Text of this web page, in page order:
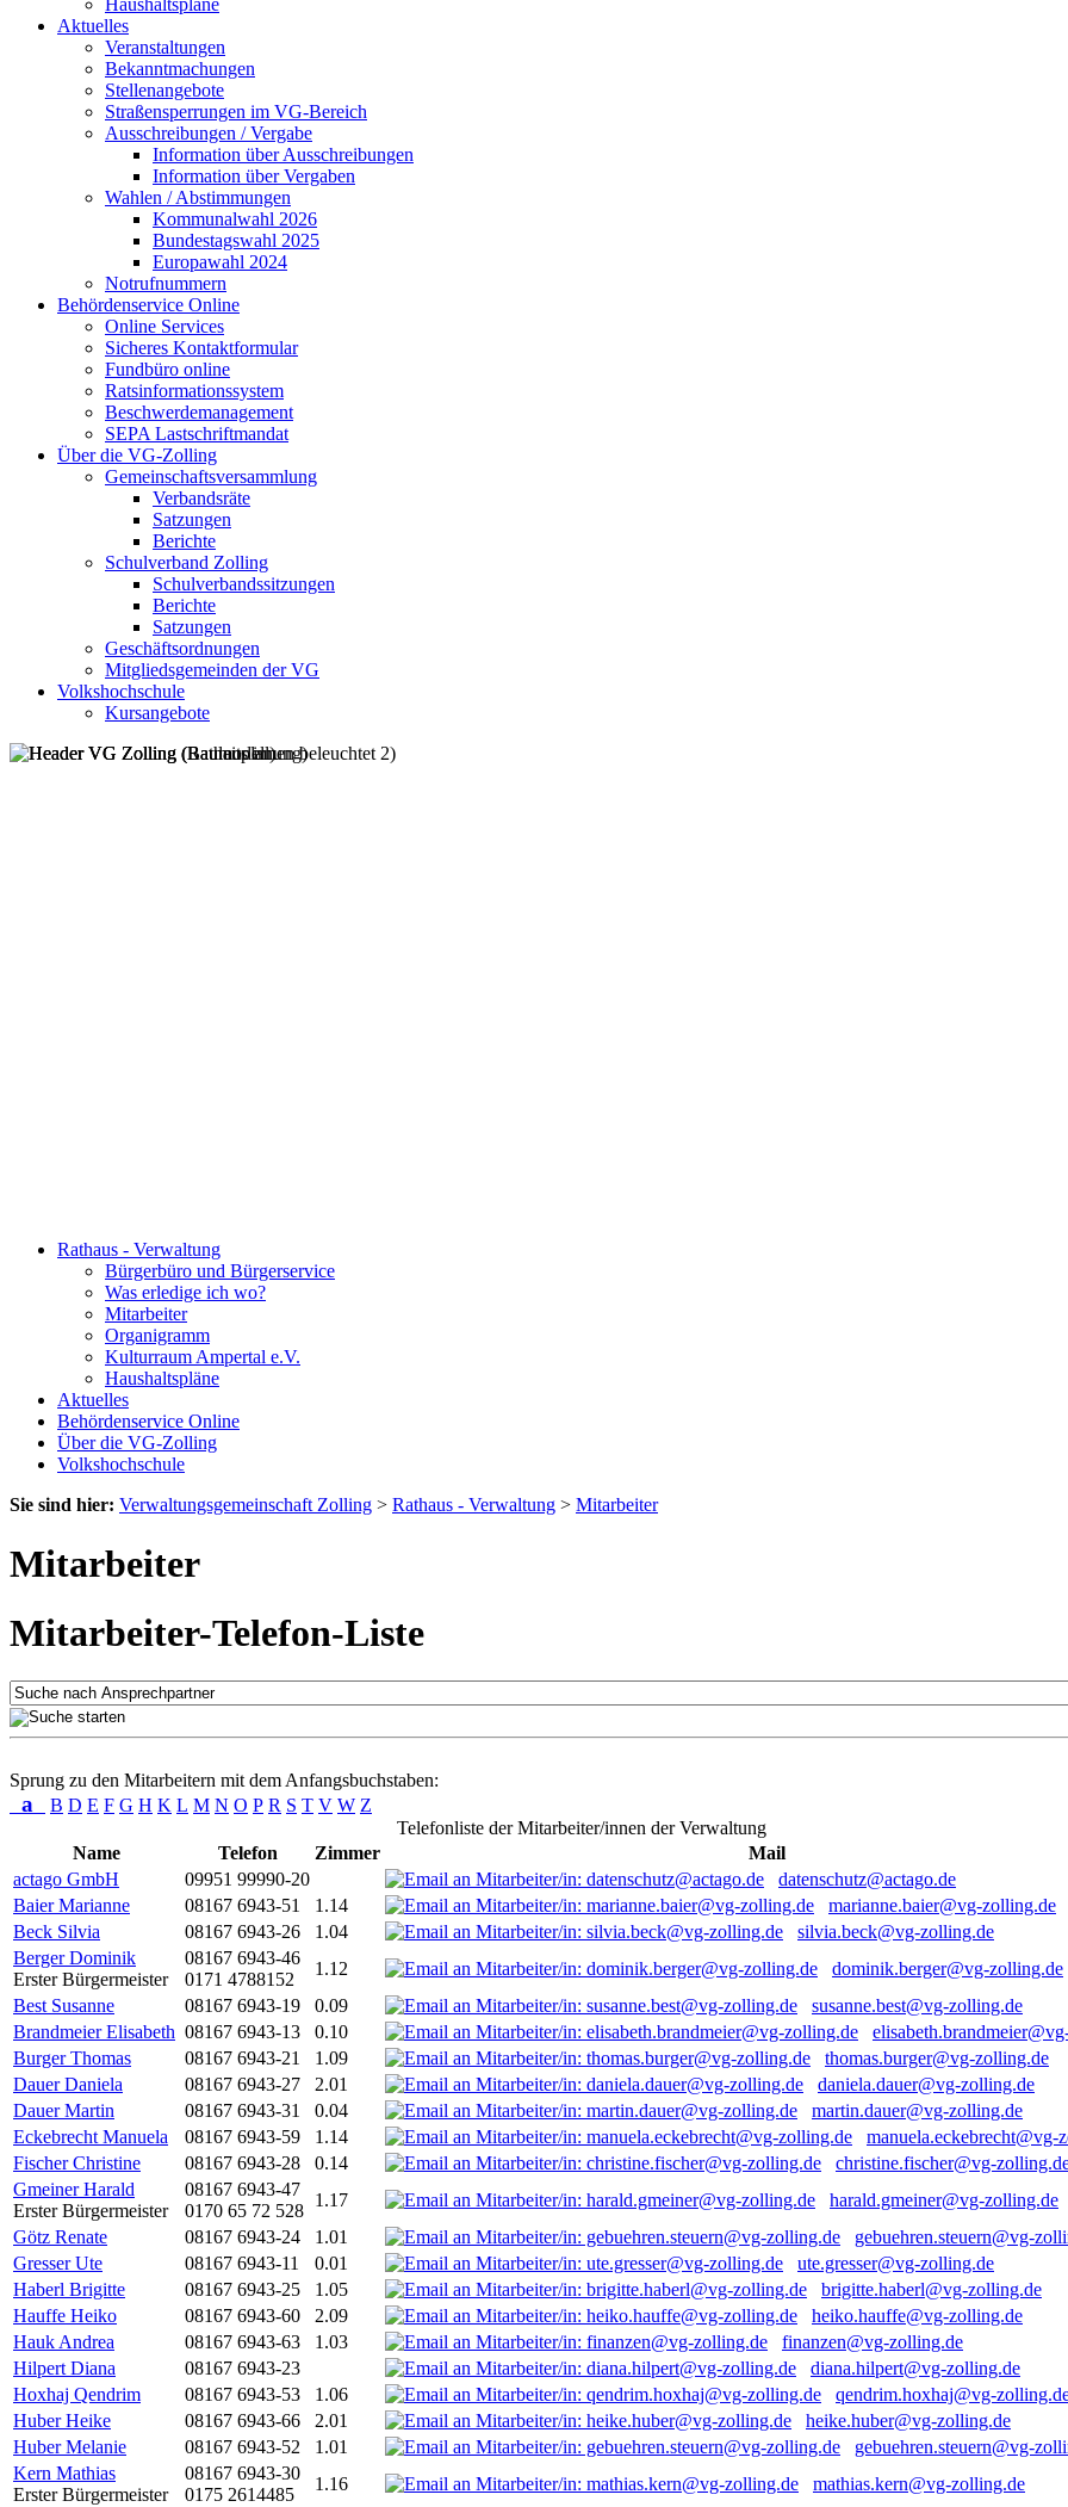
Haushaltspläne
Aktuelles
Veranstaltungen
Bekanntmachungen
Stellenangebote
Straßensperrungen im VG-Bereich
Ausschreibungen / Vergabe
Information über Ausschreibungen
Information über Vergaben
Wahlen / Abstimmungen
Kommunalwahl 2026
Bundestagswahl 2025
Europawahl 2024
Notrufnummern
Behördenservice Online
Online Services
Sicheres Kontaktformular
Fundbüro online
Ratsinformationssystem
Beschwerdemanagement
SEPA Lastschriftmandat
Über die VG-Zolling
Gemeinschaftsversammlung
Verbandsräte
Satzungen
Berichte
Schulverband Zolling
Schulverbandssitzungen
Berichte
Satzungen
Geschäftsordnungen
Mitgliedsgemeinden der VG
Volkshochschule
Kursangebote
Rathaus - Verwaltung
Bürgerbüro und Bürgerservice
Was erledige ich wo?
Mitarbeiter
Organigramm
Kulturraum Ampertal e.V.
Haushaltspläne
Aktuelles
Behördenservice Online
Über die VG-Zolling
Volkshochschule
Sie sind hier: Verwaltungsgemeinschaft Zolling > Rathaus - Verwaltung > Mitarbeiter
Mitarbeiter
Mitarbeiter-Telefon-Liste
Sprung zu den Mitarbeitern mit dem Anfangsbuchstaben:
a B D E F G H K L M N O P R S T V W Z
Telefonliste der Mitarbeiter/innen der Verwaltung
Name
Telefon Zimmer
Mail
actago GmbH
09951 99990-20
datenschutz@actago.de
Baier Marianne
08167 6943-51 1.14
marianne.baier@vg-zolling.de
Beck Silvia
08167 6943-26 1.04
silvia.beck@vg-zolling.de
Berger Dominik
Erster Bürgermeister
08167 6943-46
0171 4788152
1.12
dominik.berger@vg-zolling.de
Best Susanne
08167 6943-19 0.09
susanne.best@vg-zolling.de
Brandmeier Elisabeth 08167 6943-13 0.10
Burger Thomas
08167 6943-21 1.09
thomas.burger@vg-zolling.de
Dauer Daniela
08167 6943-27 2.01
daniela.dauer@vg-zolling.de
Dauer Martin
08167 6943-31 0.04
martin.dauer@vg-zolling.de
Eckebrecht Manuela
08167 6943-59 1.14
manuela.eckebrecht@vg-
Fischer Christine
08167 6943-28 0.14
christine.fischer@vg-
Gmeiner Harald
Erster Bürgermeister
08167 6943-47
0170 65 72 528
1.17
harald.gmeiner@vg-zolling.de
Götz Renate
08167 6943-24 1.01
gebuehren.steuern@vg-
Gresser Ute
08167 6943-11 0.01
ute.gresser@vg-zolling.de
Haberl Brigitte
08167 6943-25 1.05
brigitte.haberl@vg-zolling.de
Hauffe Heiko
08167 6943-60 2.09
heiko.hauffe@vg-zolling.de
Hauk Andrea
08167 6943-63 1.03
finanzen@vg-zolling.de
Hilpert Diana
08167 6943-23
diana.hilpert@vg-zolling.de
Hoxhaj Qendrim
08167 6943-53 1.06
qendrim.hoxhaj@vg-
Huber Heike
08167 6943-66 2.01
heike.huber@vg-zolling.de
Huber Melanie
08167 6943-52 1.01
gebuehren.steuern@vg-
Kern Mathias
Erster Bürgermeister
08167 6943-30
0175 2614485
1.16
mathias.kern@vg-zolling.de